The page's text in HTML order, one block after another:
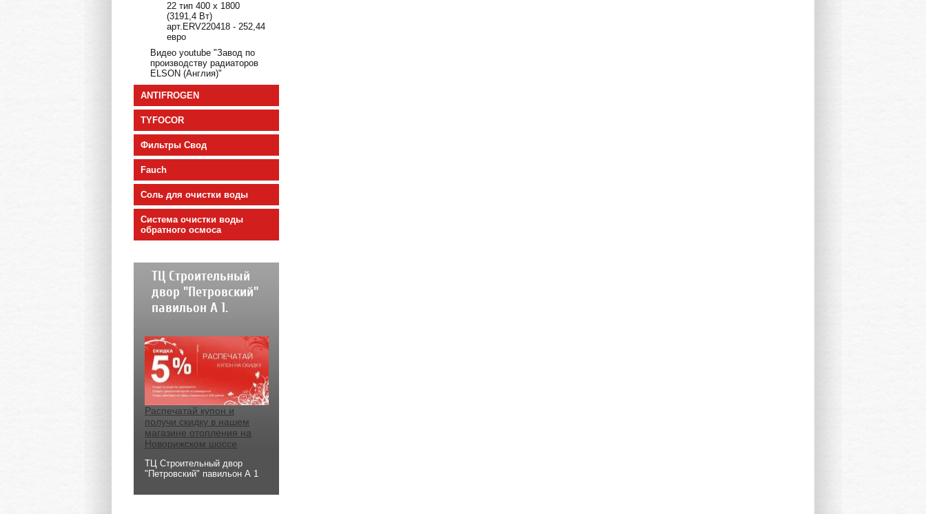
22 тип 400 х 1800
(3191,4 Вт)
арт.ERV220418 - 252,44
евро
Видео youtube "Завод по
производству радиаторов
ELSON (Англия)"
ANTIFROGEN
TYFOCOR
Фильтры Свод
Fauch
Соль для очистки воды
Cистема очистки воды
обратного осмоса
ТЦ Строительный
двор "Петровский"
павильон А 1.
Распечатай купон и
получи скидку в нашем
магазине отопления на
Новорижском шоссе
ТЦ Строительный двор
"Петровский" павильон А 1